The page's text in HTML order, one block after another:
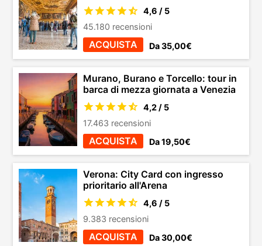
4,6 / 5
45.180 recensioni
ACQUISTA Da 35,00€
Murano, Burano e Torcello: tour in
barca di mezza giornata a Venezia
4,2 / 5
17.463 recensioni
ACQUISTA Da 19,50€
Verona: City Card con ingresso
prioritario all'Arena
4,6 / 5
9.383 recensioni
ACQUISTA Da 30,00€